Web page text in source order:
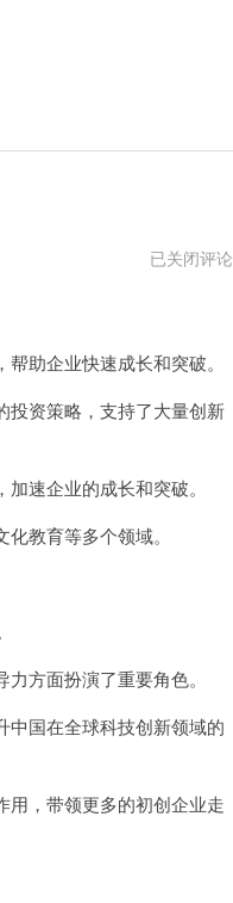
白
pc
版
载
已关闭评论
助企业快速成长和突破。
资策略，支持了大量创新
速企业的成长和突破。
教育等多个领域。
方面扮演了重要角色。
国在全球科技创新领域的
，带领更多的初创企业走